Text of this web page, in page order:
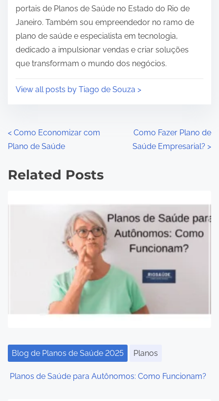
e
portais de Planos de Saúde no Estado do Rio de
Janeiro. Também sou empreendedor no ramo de
plano de saúde e especialista em tecnologia,
dedicado a impulsionar vendas e criar soluções
que transformam o mundo dos negócios.
View all posts by Tiago de Souza >
P
o
s
t
i
< Como Economizar com
Plano de Saúde
Como Fazer Plano de
Saúde Empresarial? >
Related Posts
Blog de Planos de Saúde 2025 Planos
Planos de Saúde para Autônomos: Como Funcionam?